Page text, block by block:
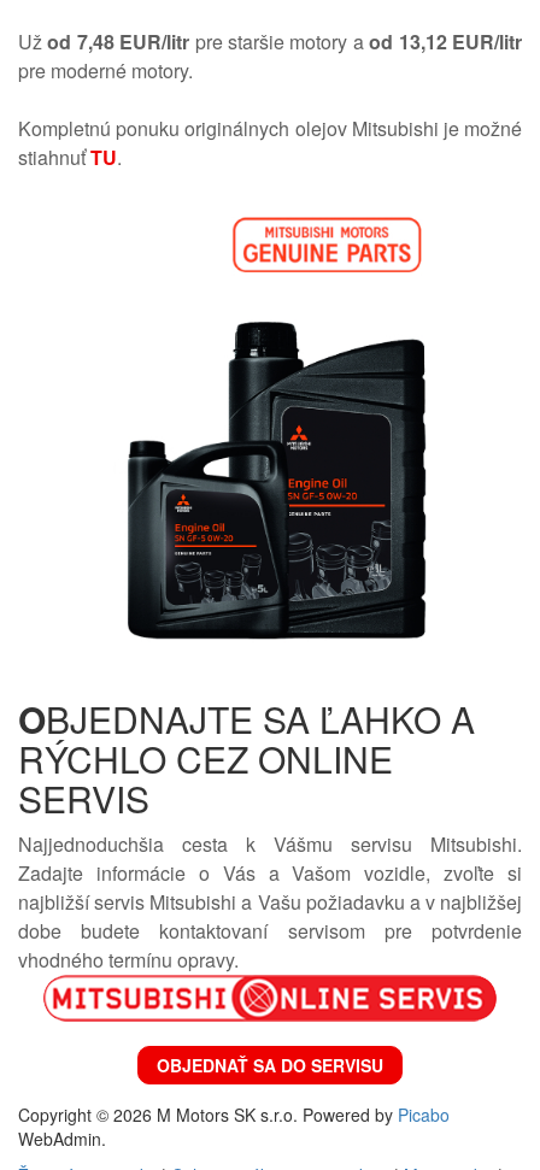
Užod 7,48 EUR/litr pre staršie motory aod 13,12 EUR/litr
pre moderné motory.
Kompletnú ponuku originálnych olejov Mitsubishi je možné
stiahnuťTU.
OBJEDNAJTE SA ĽAHKO A
RÝCHLO CEZ ONLINE
SERVIS
Najjednoduchšia cesta k Vášmu servisu Mitsubishi.
Zadajte informácie o Vás a Vašom vozidle, zvoľte si
najbližší servis Mitsubishi a Vašu požiadavku a v najbližšej
dobe budete kontaktovaní servisom pre potvrdenie
vhodného termínu opravy.
OBJEDNAŤ SA DO SERVISU
Copyright © 2026 M Motors SK s.r.o. Powered by Picabo
WebAdmin.